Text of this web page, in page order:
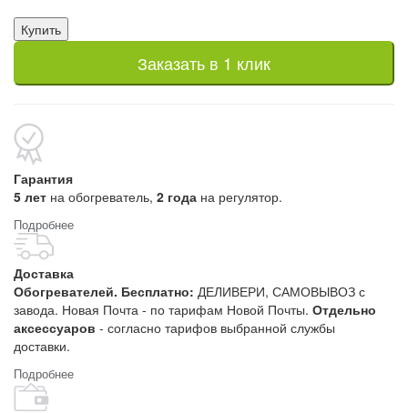
Купить
Заказать в 1 клик
Гарантия
5 лет на обогреватель, 2 года на регулятор.
Подробнее
Доставка
Обогревателей. Бесплатно: ДЕЛИВЕРИ, САМОВЫВОЗ с
завода. Новая Почта - по тарифам Новой Почты. Отдельно
аксессуаров - согласно тарифов выбранной службы
доставки.
Подробнее